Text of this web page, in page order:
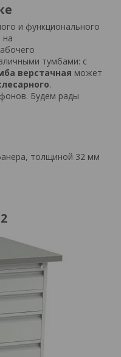
и функционального
на
тумбами: с
верстачная может
.
Будем рады
толщиной 32 мм